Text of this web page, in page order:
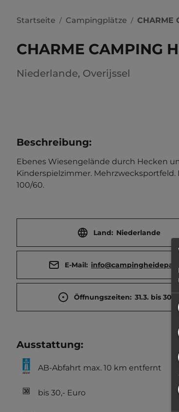
Startseite / Campingplätze / CHARME
CHARME CAMPING
Niederlande, Overijssel
Beschreibung:
Ebenes Wiesengelände durch Hecken
Kinderspielzimmer.
100/60.
Land: Niederlande
E-Mail:
Öffnungszeiten: 31.3. bis 30.9.
Ausstattung:
AB-Abfahrt max. 10 km entfernt
bis 30,- Euro